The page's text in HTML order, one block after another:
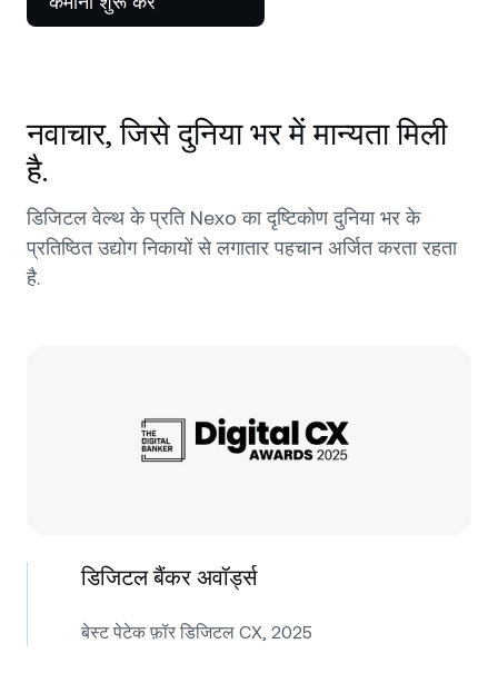
नवाचार, जिसे दुनिया भर में मान्यता मिली
है.
डिजिटल वेल्थ के प्रति Nexo का दृष्टिकोण दुनिया भर के
प्रतिष्ठित उद्योग निकायों से लगातार पहचान अर्जित करता रहता
है.
डिजिटल बैंकर अवॉर्ड्स
बेस्ट पेटेक फ़ॉर डिजिटल CX, 2025